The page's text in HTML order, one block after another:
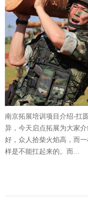
南京拓展培训项目介绍-扛
异，今天启点拓展为大家
好，众人拾柴火焰高，而
样是不能扛起来的。而...